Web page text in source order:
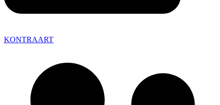
KONTRAART